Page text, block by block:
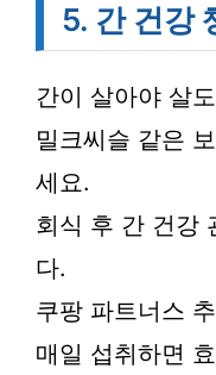
5. 간 건강
간이 살아야 살
밀크씨슬 같은
세요.
회식 후 간 건강
다.
쿠팡 파트너스
매일 섭취하면